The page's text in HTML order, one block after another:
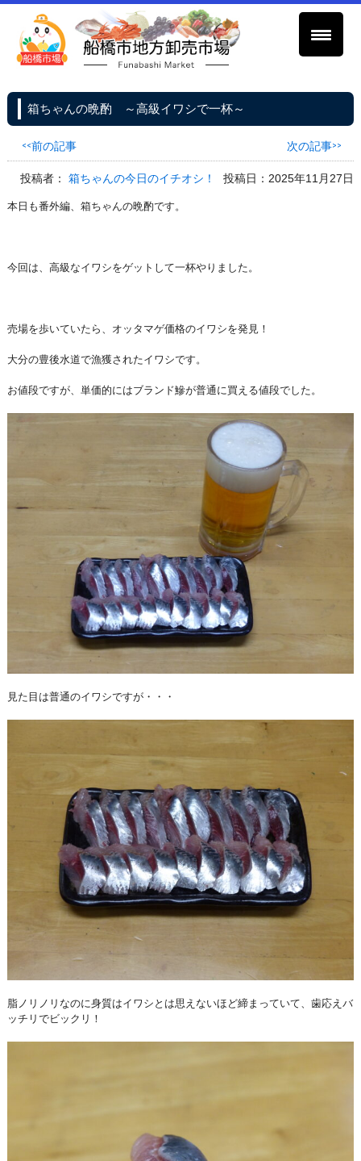
箱ちゃんの晩酌 ～高級イワシで一杯～
<<前の記事 次の記事>>
投稿者：箱ちゃんの今日のイチオシ！ 投稿日：2025年11月27日
本日も番外編、箱ちゃんの晩酌です。
今回は、高級なイワシをゲットして一杯やりました。
売場を歩いていたら、オッタマゲ価格のイワシを発見！
大分の豊後水道で漁獲されたイワシです。
お値段ですが、単価的にはブランド鰺が普通に買える値段でした。
見た目は普通のイワシですが・・・
脂ノリノリなのに身質はイワシとは思えないほど締まっていて、歯応えバ
ッチリでビックリ！